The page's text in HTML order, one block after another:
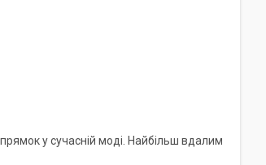
у сучасній моді. Найбільш вдалим